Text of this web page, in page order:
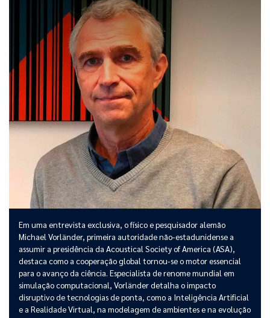
Em uma entrevista exclusiva, o físico e pesquisador alemão
Michael Vorländer, primeira autoridade não-estadunidense a
assumir a presidência da Acoustical Society of America (ASA),
destaca como a cooperação global tornou-se o motor essencial
para o avanço da ciência. Especialista de renome mundial em
simulação computacional, Vorländer detalha o impacto
disruptivo de tecnologias de ponta, como a Inteligência Artificial
e a Realidade Virtual, na modelagem de ambientes e na evolução